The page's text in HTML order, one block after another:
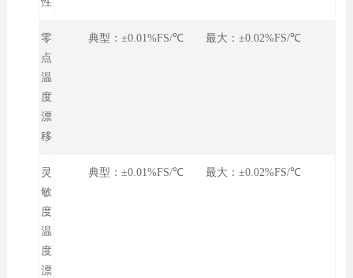
零
点
温
度
漂
移
典型：±0.01%FS/℃ 最大：±0.02%FS/℃
灵
敏
度
温
度
漂
典型：±0.01%FS/℃ 最大：±0.02%FS/℃